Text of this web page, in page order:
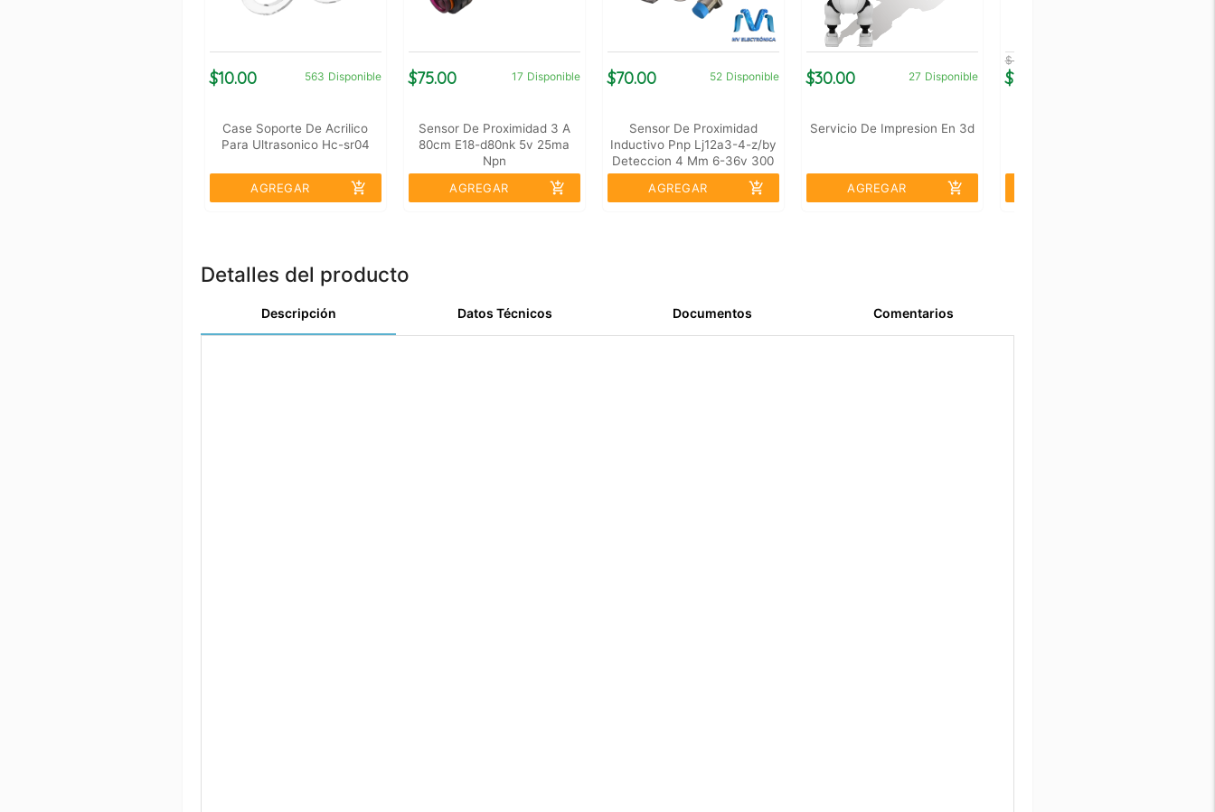
$10.00 563 Disponible
Case Soporte De Acrilico
Para Ultrasonico Hc-sr04
AGREGAR add_shopping_cart
$75.00 17 Disponible
Sensor De Proximidad 3 A
80cm E18-d80nk 5v 25ma
Npn
AGREGAR
add_shopping_cart
$70.00 52 Disponible
Sensor De Proximidad
Inductivo Pnp Lj12a3-4-z/by
Deteccion 4 Mm 6-36v 300
Ma 12mmx62mm
AGREGAR add_shopping_cart
$30.00 27 Disponible
Servicio De Impresion En 3d
AGREGAR add_shopping_cart
$ 30.00
$21.00
Detalles del producto
Descripción Datos Técnicos Documentos Comentarios